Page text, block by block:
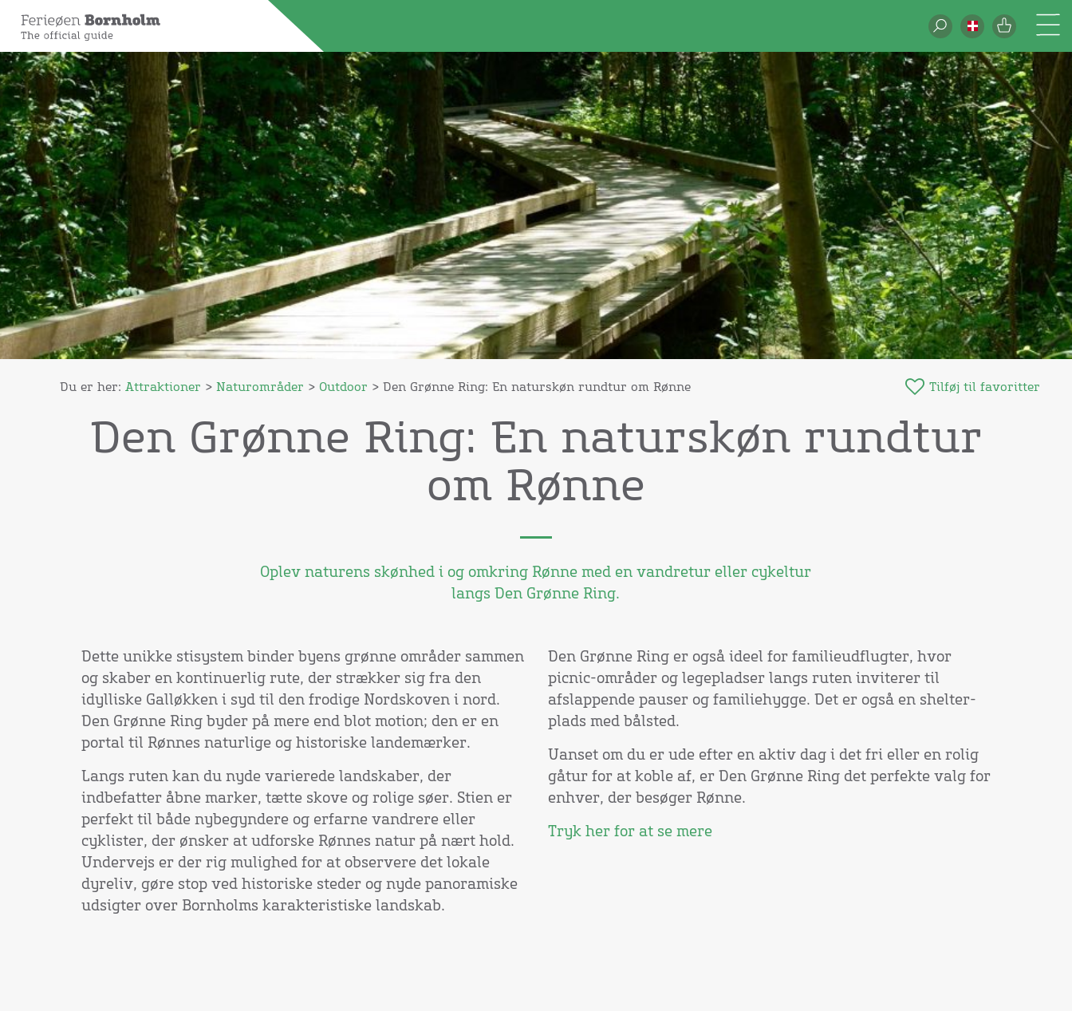
Du er her: Attraktioner > Naturområder > Outdoor > Den Grønne Ring: En naturskøn rundtur om Rønne Tilføj til favoritter
Den Grønne Ring: En naturskøn rundtur
om Rønne
Oplev naturens skønhed i og omkring Rønne med en vandretur eller cykeltur
langs Den Grønne Ring.
Dette unikke stisystem binder byens grønne områder sammen
og skaber en kontinuerlig rute, der strækker sig fra den
idylliske Galløkken i syd til den frodige Nordskoven i nord.
Den Grønne Ring byder på mere end blot motion; den er en
portal til Rønnes naturlige og historiske landemærker.
Langs ruten kan du nyde varierede landskaber, der
indbefatter åbne marker, tætte skove og rolige søer. Stien er
perfekt til både nybegyndere og erfarne vandrere eller
cyklister, der ønsker at udforske Rønnes natur på nært hold.
Undervejs er der rig mulighed for at observere det lokale
dyreliv, gøre stop ved historiske steder og nyde panoramiske
udsigter over Bornholms karakteristiske landskab.
Den Grønne Ring er også ideel for familieudflugter, hvor
picnic-områder og legepladser langs ruten inviterer til
afslappende pauser og familiehygge. Det er også en shelter-
plads med bålsted.
Uanset om du er ude efter en aktiv dag i det fri eller en rolig
gåtur for at koble af, er Den Grønne Ring det perfekte valg for
enhver, der besøger Rønne.
Tryk her for at se mere